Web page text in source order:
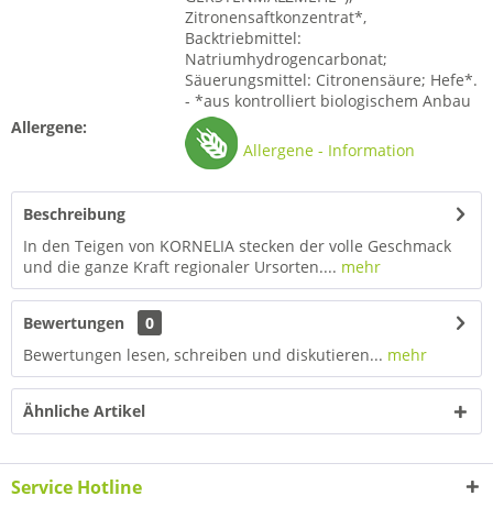
Zitronensaftkonzentrat*,
Backtriebmittel:
Natriumhydrogencarbonat;
Säuerungsmittel: Citronensäure; Hefe*.
- *aus kontrolliert biologischem Anbau
Allergene:
Allergene - Information
Beschreibung
In den Teigen von KORNELIA stecken der volle Geschmack
und die ganze Kraft regionaler Ursorten.... mehr
Bewertungen
0
Bewertungen lesen, schreiben und diskutieren... mehr
Ähnliche Artikel
Service Hotline